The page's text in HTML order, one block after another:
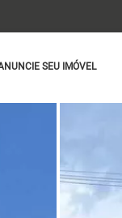
SEU IMÓVEL